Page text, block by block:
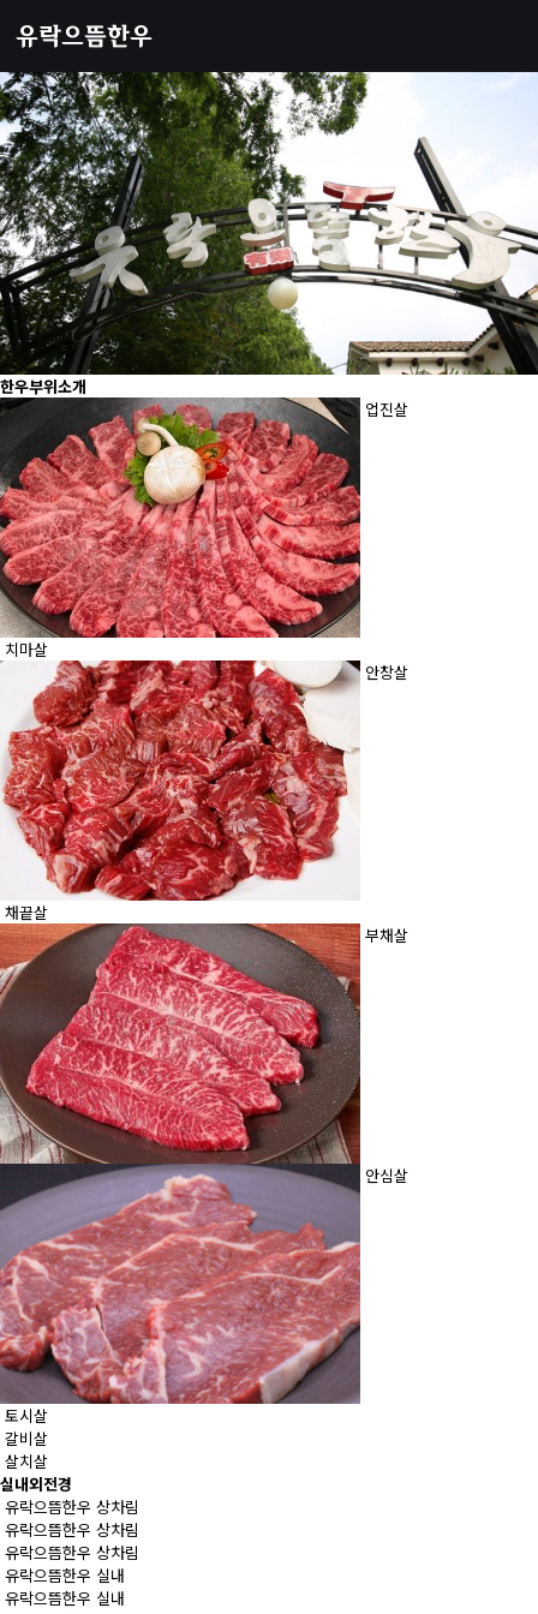
한우부위소개
업진살
치마살
안창살
채끝살
부채살
안심살
토시살
갈비살
살치살
실내외전경
유락으뜸한우 상차림
유락으뜸한우 상차림
유락으뜸한우 상차림
유락으뜸한우 실내
유락으뜸한우 실내